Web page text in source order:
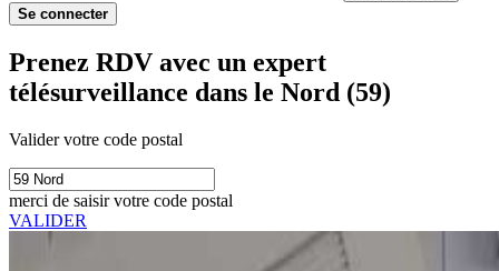
Se connecter
Prenez RDV avec un expert
télésurveillance dans le Nord (59)
Valider votre code postal
merci de saisir votre code postal
VALIDER